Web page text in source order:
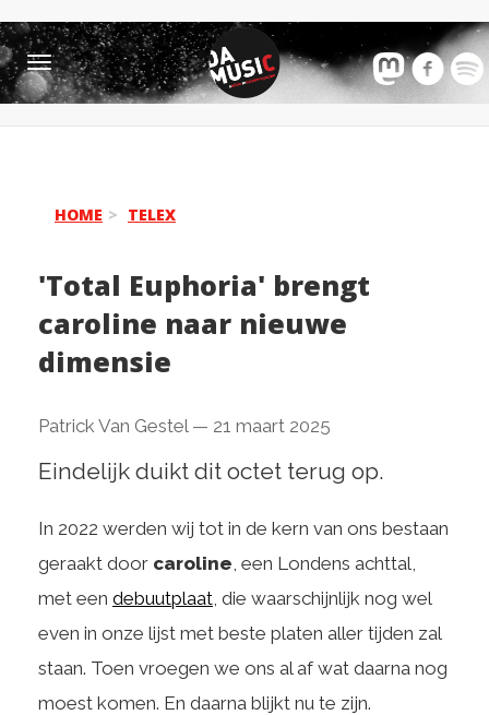
Toggle
navigation
HOME TELEX
'Total Euphoria' brengt
caroline naar nieuwe
dimensie
Patrick Van Gestel— 21 maart 2025
Eindelijk duikt dit octet terug op.
In 2022 werden wij tot in de kern van ons bestaan
geraakt door caroline, een Londens achttal,
met een debuutplaat, die waarschijnlijk nog wel
even in onze lijst met beste platen aller tijden zal
staan. Toen vroegen we ons al af wat daarna nog
moest komen. En daarna blijkt nu te zijn.